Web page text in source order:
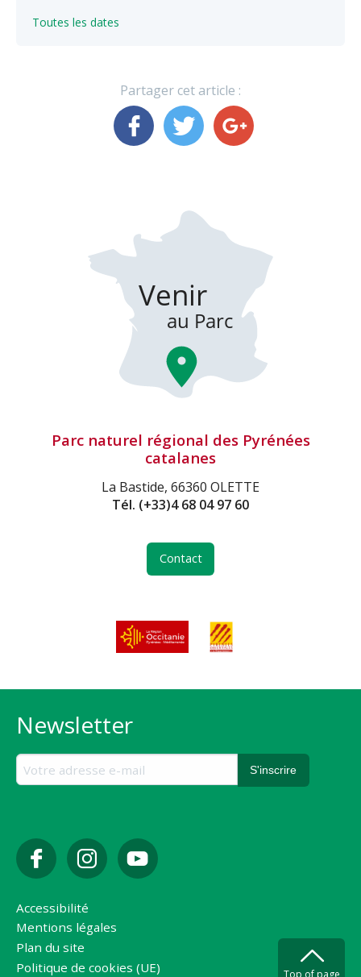
Toutes les dates
Partager cet article :
Parc naturel régional des Pyrénées
catalanes
La Bastide, 66360 OLETTE
Tél. (+33)4 68 04 97 60
Contact
Newsletter
Accessibilité
Mentions légales
Plan du site
Politique de cookies (UE)